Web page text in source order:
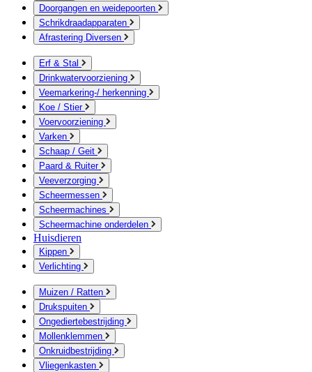
Doorgangen en weidepoorten
Schrikdraadapparaten
Afrastering Diversen
Erf & Stal
Drinkwatervoorziening
Veemarkering-/ herkenning
Koe / Stier
Voervoorziening
Varken
Schaap / Geit
Paard & Ruiter
Veeverzorging
Scheermessen
Scheermachines
Scheermachine onderdelen
Huisdieren
Kippen
Verlichting
Muizen / Ratten
Drukspuiten
Ongediertebestrijding
Mollenklemmen
Onkruidbestrijding
Vliegenkasten